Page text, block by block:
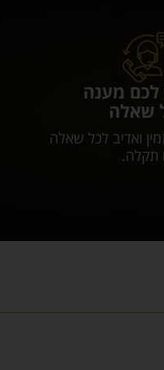
לכם מענה
שאלה
ואדיב לכל שאלה
תקלה.